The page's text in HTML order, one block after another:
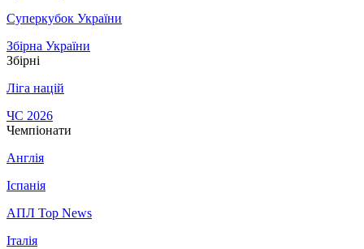
Суперкубок України
Збірна України
Збірні
Ліга націй
ЧС 2026
Чемпіонати
Англія
Іспанія
АПЛ Top News
Італія